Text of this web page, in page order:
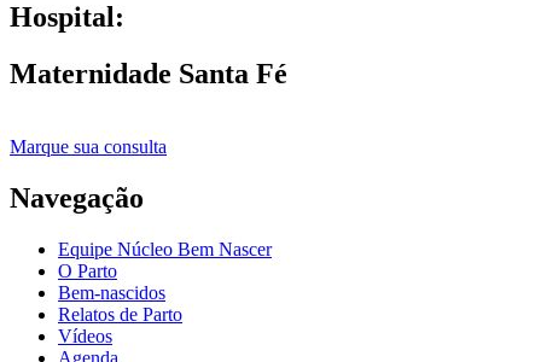
Hospital:
Maternidade Santa Fé
Marque sua consulta
Navegação
Equipe Núcleo Bem Nascer
O Parto
Bem-nascidos
Relatos de Parto
Vídeos
Agenda